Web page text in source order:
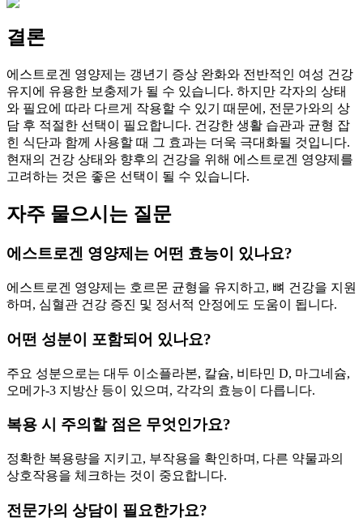
결론
에스트로겐 영양제는 갱년기 증상 완화와 전반적인 여성 건강
유지에 유용한 보충제가 될 수 있습니다. 하지만 각자의 상태
와 필요에 따라 다르게 작용할 수 있기 때문에, 전문가와의 상
담 후 적절한 선택이 필요합니다. 건강한 생활 습관과 균형 잡
힌 식단과 함께 사용할 때 그 효과는 더욱 극대화될 것입니다.
현재의 건강 상태와 향후의 건강을 위해 에스트로겐 영양제를
고려하는 것은 좋은 선택이 될 수 있습니다.
자주 물으시는 질문
에스트로겐 영양제는 어떤 효능이 있나요?
에스트로겐 영양제는 호르몬 균형을 유지하고, 뼈 건강을 지원
하며, 심혈관 건강 증진 및 정서적 안정에도 도움이 됩니다.
어떤 성분이 포함되어 있나요?
주요 성분으로는 대두 이소플라본, 칼슘, 비타민 D, 마그네슘,
오메가-3 지방산 등이 있으며, 각각의 효능이 다릅니다.
복용 시 주의할 점은 무엇인가요?
정확한 복용량을 지키고, 부작용을 확인하며, 다른 약물과의
상호작용을 체크하는 것이 중요합니다.
전문가의 상담이 필요한가요?